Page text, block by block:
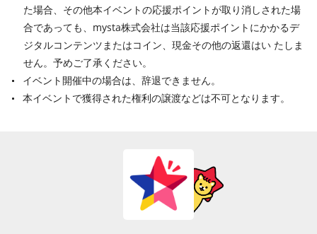
た場合、その他本イベントの応援ポイントが取り消しされた場
合であっても、mysta株式会社は当該応援ポイントにかかるデ
ジタルコンテンツまたはコイン、現金その他の返還はい たしま
せん。予めご了承ください。
イベント開催中の場合は、辞退できません。
本イベントで獲得された権利の譲渡などは不可となります。